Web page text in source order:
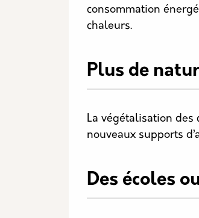
consommation
chaleurs.
Plus de
La végétalisation des
nouveaux supports
Des écoles